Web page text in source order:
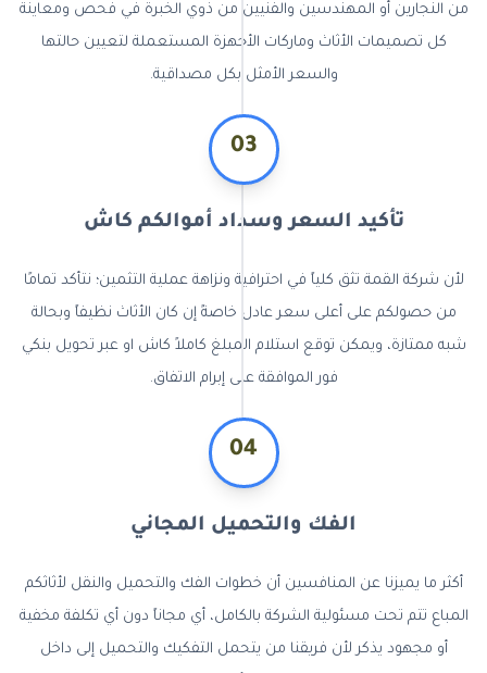
من النجارين أو المهندسين والفنيين من ذوي الخبرة في فحص ومعاينة
كل تصميمات الأثاث وماركات الأجهزة المستعملة لتعيين حالتها
والسعر الأمثل بكل مصداقية.
03
تأكيد السعر وسداد أموالكم كاش
لأن شركة القمة تثق كلياً في احترافية ونزاهة عملية التثمين؛ نتأكد تمامًا
من حصولكم على أعلى سعر عادل خاصةً إن كان الأثاث نظيفاً وبحالة
شبه ممتازة، ويمكن توقع استلام المبلغ كاملاً كاش او عبر تحويل بنكي
فور الموافقة على إبرام الاتفاق.
04
الفك والتحميل المجاني
أكثر ما يميزنا عن المنافسين أن خطوات الفك والتحميل والنقل لأثاثكم
المباع تتم تحت مسئولية الشركة بالكامل، أي مجاناً دون أي تكلفة مخفية
أو مجهود يذكر لأن فريقنا من يتحمل التفكيك والتحميل إلى داخل